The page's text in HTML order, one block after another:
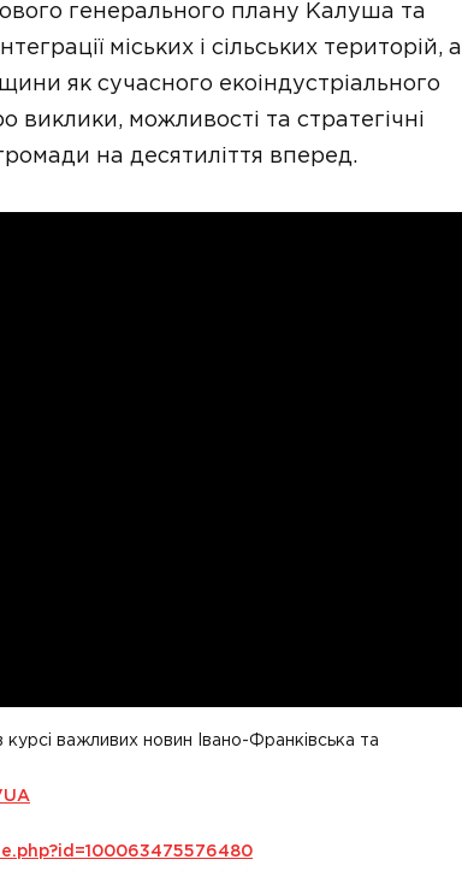
генерального плану Калуша та
міських і сільських територій, а
як сучасного екоіндустріального
виклики, можливості та стратегічні
на десятиліття вперед.
важливих новин Івано-Франківська та